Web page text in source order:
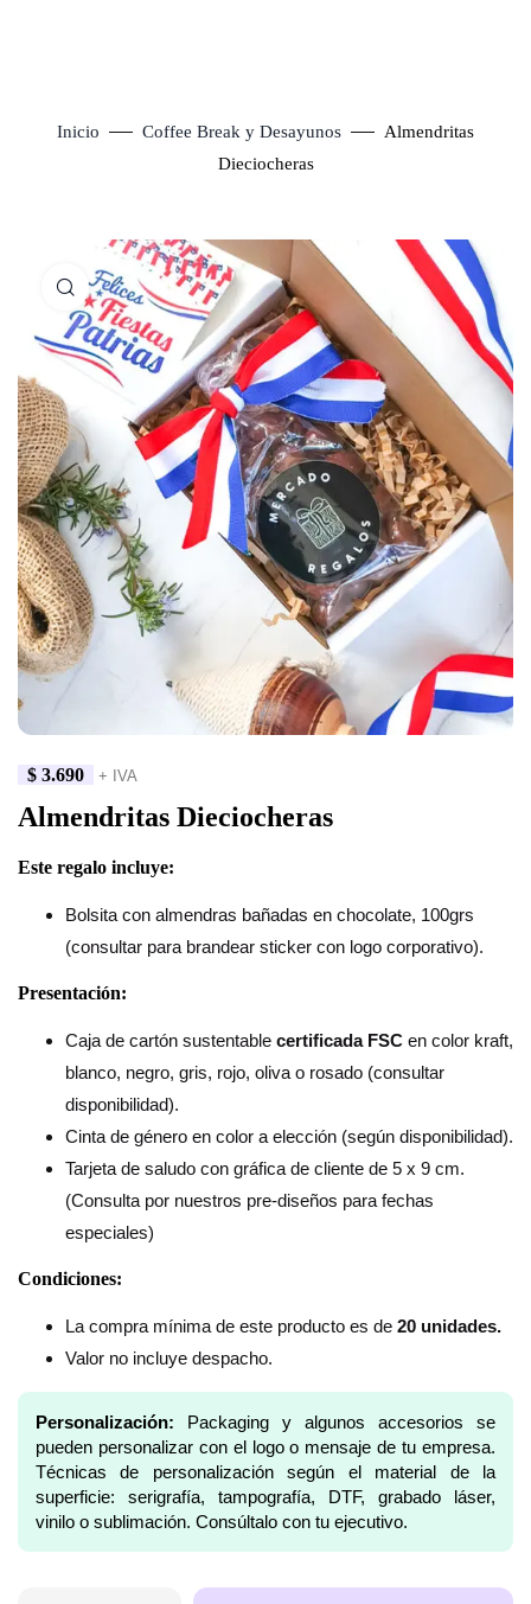
Inicio Coffee Break y Desayunos
Almendritas
Dieciocheras
Click to enlarge
$ 3.690 + IVA
Almendritas Dieciocheras
Este regalo incluye:
Bolsita con almendras bañadas en chocolate, 100grs
(consultar para brandear sticker con logo corporativo).
Presentación:
Caja de cartón sustentable certificada FSC en color kraft,
blanco, negro, gris, rojo, oliva o rosado (consultar
disponibilidad).
Cinta de género en color a elección (según disponibilidad).
Tarjeta de saludo con gráfica de cliente de 5 x 9 cm.
(Consulta por nuestros pre-diseños para fechas
especiales)
Condiciones:
La compra mínima de este producto es de 20 unidades.
Valor no incluye despacho.
Personalización: Packaging y algunos accesorios se
pueden personalizar con el logo o mensaje de tu empresa.
Técnicas de personalización según el material de la
superficie: serigrafía, tampografía, DTF, grabado láser,
vinilo o sublimación. Consúltalo con tu ejecutivo.